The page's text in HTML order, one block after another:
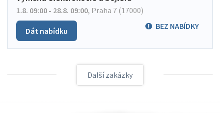
1.8. 09:00 - 28.8. 09:00, Praha 7 (17000)
BEZ NABÍDKY
Dát nabídku
Další zakázky